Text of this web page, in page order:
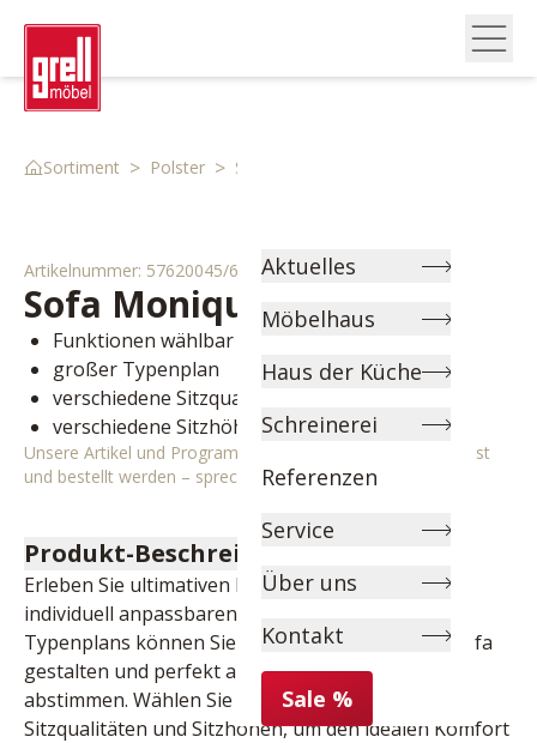
Aktuelles
Möbelhaus
Haus der Küche
Schreinerei
Referenzen
Service
Über uns
Kontakt
Sale %
Sortiment > Polster > Sofas
Artikelnummer: 57620045/6
Sofa Monique
Funktionen wählbar
großer Typenplan
verschiedene Sitzqualitäten wählbar
verschiedene Sitzhöhen wählbar
Unsere Artikel und Programme können individuell angepasst
und bestellt werden – sprechen Sie uns gerne an!
Produkt-Beschreibung
Erleben Sie ultimativen Komfort mit unserem
individuell anpassbaren Sofa. Dank des großen
Typenplans können Sie Ihr persönliches Traumsofa
gestalten und perfekt auf Ihren Wohnraum
abstimmen. Wählen Sie aus verschiedenen
Sitzqualitäten und Sitzhöhen, um den idealen Komfort